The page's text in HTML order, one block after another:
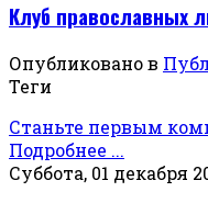
Клуб православных
Опубликовано в
Теги
Станьте первым
Подробнее ...
Суббота, 01 декабря